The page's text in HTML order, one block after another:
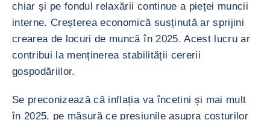
chiar și pe fondul relaxării continue a pieței muncii
interne. Creșterea economică susținută ar sprijini
crearea de locuri de muncă în 2025. Acest lucru ar
contribui la menținerea stabilității cererii
gospodăriilor.
Se preconizează că inflația va încetini și mai mult
în 2025, pe măsură ce presiunile asupra costurilor